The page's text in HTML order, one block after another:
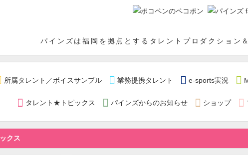
パインズは福岡を拠点とするタレントプロダクション
所属タレント／ボイスサンプル  業務提携タレント  e-sports実況 
 タレント★トピックス  パインズからのお知らせ  ショップ 
クス